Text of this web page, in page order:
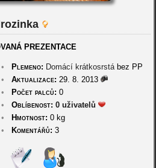
PREZENTACE
• Plemeno: Domácí krátkosrstábez PP
• Aktualizace: 29. 8. 2013
• Počet palců: 0
• Oblíbenost: 0 uživatelů
• Hmotnost: 0 kg
• Komentářů: 3